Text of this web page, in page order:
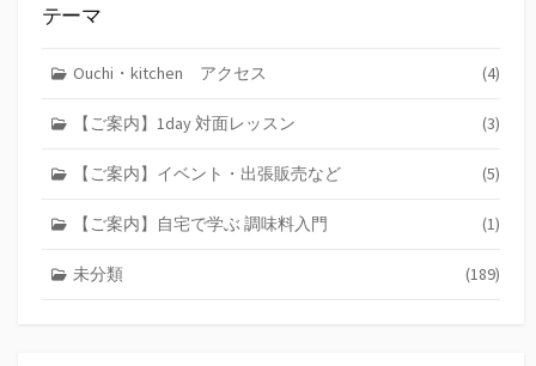
送テーマ
Ouchi・kitchen アクセス (4)
【ご案内】1day 対面レッスン (3)
【ご案内】イベント・出張販売など (5)
【ご案内】自宅で学ぶ 調味料入門 (1)
未分類 (189)